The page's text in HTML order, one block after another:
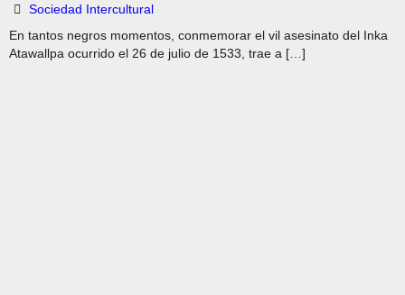
Sociedad Intercultural
En tantos negros momentos, conmemorar el vil asesinato del Inka
Atawallpa ocurrido el 26 de julio de 1533, trae a […]